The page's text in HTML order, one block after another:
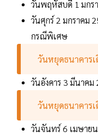
วันพฤหัสบดี 1 มกร
วันศุกร์ 2 มกราคม
กรณีพิเศษ
วันหยุดธนาคาร
วันอังคาร 3 มีนาค
วันหยุดธนาคาร
วันจันทร์ 6 เมษาย